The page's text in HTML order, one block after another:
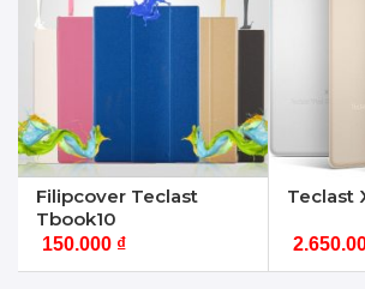
Filipcover Teclast
Tbook10
150.000 ₫
Teclast